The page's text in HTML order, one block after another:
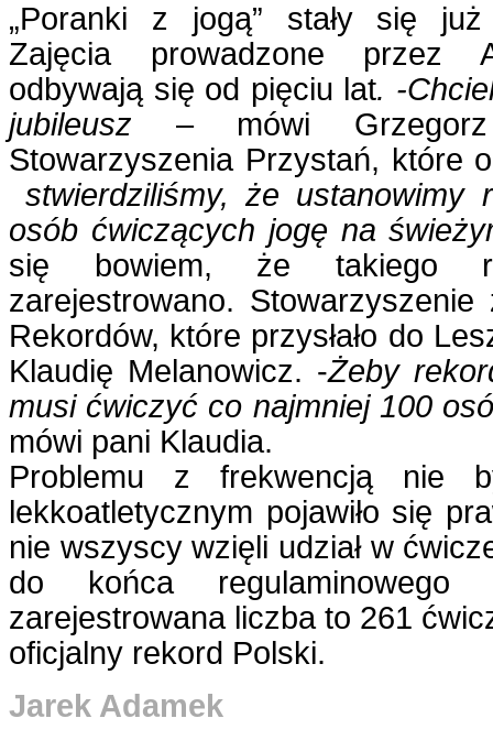
„Poranki z jogą” stały się
Zajęcia prowadzone przez
odbywają się od pięciu lat. -
jubileusz – mówi
Stowarzyszenia Przystań, które
stwierdziliśmy, że ustanowimy
osób ćwiczących jogę na
się bowiem, że takiego
zarejestrowano.
Rekordów, które przysłało do
Klaudię Melanowicz. -Żeby
musi ćwiczyć co najmniej 100
mówi pani Klaudia.
Problemu z frekwencją nie
lekkoatletycznym pojawiło się
nie wszyscy wzięli udział w
do końca regulaminowego
zarejestrowana liczba to 261
oficjalny rekord Polski.
Jarek Adamek